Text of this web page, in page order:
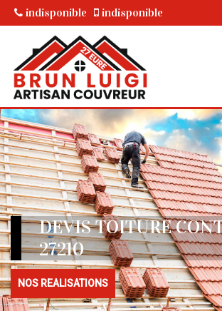
indisponible indisponible
DEVIS TOITURE
27210
NOS REALISATIONS